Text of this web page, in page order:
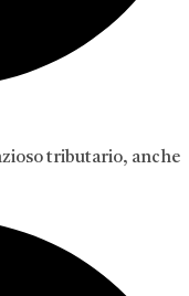
tributario, anche